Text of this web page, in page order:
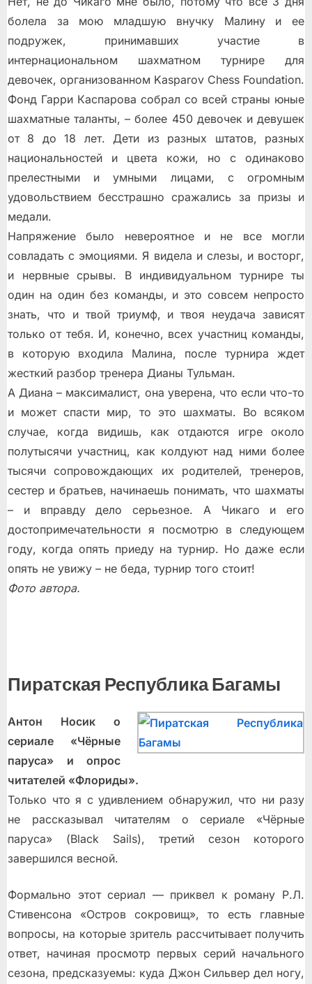
болела за мою младшую внучку Mалину и ее
подружек, принимавших участие в
интернациональном шахматном турнире для
девочек, организованном Kasparov Chess Foundation.
Фонд Гарри Каспарова собрал со всей страны юные
шахматные таланты, – более 450 девочек и девушек
от 8 до 18 лет. Дети из разных штатов, разных
национальностей и цвета кожи, но с одинаково
прелестными и умными лицами, с огромным
удовольствием бесстрашно сражались за призы и
медали.
Напряжение было невероятное и не все могли
совладать с эмоциями. Я видела и слезы, и восторг,
и нервные срывы. В индивидуальном турнире ты
один на один без команды, и это совсем непросто
знать, что и твой триумф, и твоя неудача зависят
только от тебя. И, конечно, всех участниц команды,
в которую входила Малина, после турнира ждет
жесткий разбор тренера Дианы Тульман.
А Диана – максималист, она уверена, что если что-то
и может спасти мир, то это шахматы. Во всяком
случае, когда видишь, как отдаются игре около
полутысячи участниц, как колдуют над ними более
тысячи сопровождающих их родителей, тренеров,
сестер и братьев, начинаешь понимать, что шахматы
– и вправду дело серьезное. А Чикаго и его
достопримечательности я посмотрю в следующем
году, когда опять приеду на турнир. Но даже если
опять не увижу – не беда, турнир того стоит!
Фото автора.
Пиратская Республика Багамы
Антон Носик о
сериале «Чёрные
паруса» и опрос
читателей «Флориды».
Только что я с удивлением обнаружил, что ни разу
не рассказывал читателям о сериале «Чёрные
паруса» (Black Sails), третий сезон которого
завершился весной.
Формально этот сериал — приквел к роману Р.Л.
Стивенсона «Остров сокровищ», то есть главные
вопросы, на которые зритель рассчитывает получить
ответ, начиная просмотр первых серий начального
сезона, предсказуемы: куда Джон Сильвер дел ногу,